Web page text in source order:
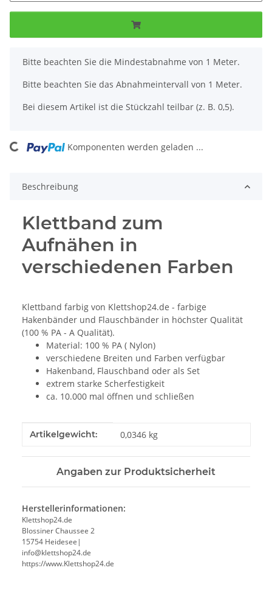
x
Bitte beachten Sie die Mindestabnahme von 1 Meter.
Bitte beachten Sie das Abnahmeintervall von 1 Meter.
Bei diesem Artikel ist die Stückzahl teilbar (z. B. 0,5).
Komponenten werden geladen ...
Beschreibung
Klettband zum
Aufnähen in
verschiedenen Farben
Klettband farbig von Klettshop24.de - farbige
Hakenbänder und Flauschbänder in höchster Qualität
(100 % PA - A Qualität).
Material: 100 % PA ( Nylon)
verschiedene Breiten und Farben verfügbar
Hakenband, Flauschband oder als Set
extrem starke Scherfestigkeit
ca. 10.000 mal öffnen und schließen
Produkteigenschaft
Wert
Artikelgewicht: 0,0346 kg
Angaben zur Produktsicherheit
Herstellerinformationen:
Klettshop24.de
Blossiner Chaussee 2
15754 Heidesee|
info@klettshop24.de
https://www.Klettshop24.de